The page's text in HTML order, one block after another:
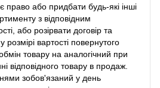
або придбати будь-які інші
з відповідним
або розірвати договір та
вартості повернутого
товару на аналогічний при
відповідного товару в продаж.
зобов'язаний у день